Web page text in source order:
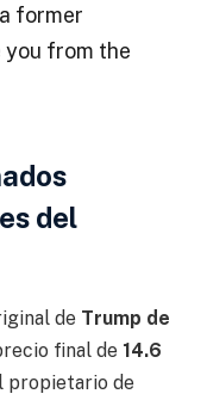
former
you from the
del
de Trump de
final de 14.6
propietario de